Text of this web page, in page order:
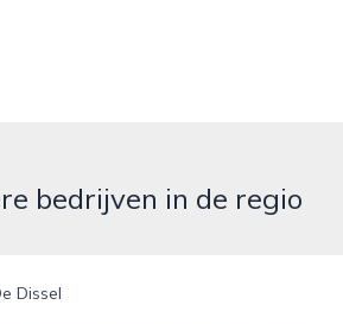
bedrijven in de regio
Dissel